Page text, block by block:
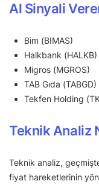
Al Sinyali
Bim (BIMAS)
Halkbank (HALKB)
Migros (MGROS)
TAB Gıda (TABGD)
Tekfen Holding
Teknik Analiz
Teknik analiz,
fiyat hareketlerinin